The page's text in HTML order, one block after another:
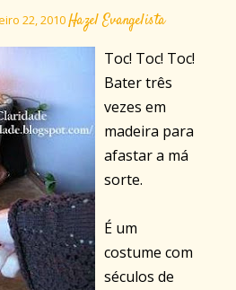
22, 2010Hazel Evangelista
Toc! Toc! Toc!
Bater três
vezes em
madeira para
afastar a má
sorte.
É um
costume com
séculos de